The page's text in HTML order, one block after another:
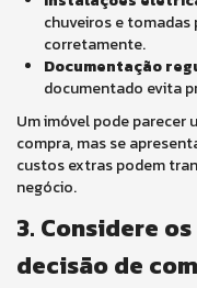
chuveiros e
corretamente.
Documentação
documentado evita
Um imóvel pode parecer
compra, mas se
custos extras podem
negócio.
3. Considere
decisão de